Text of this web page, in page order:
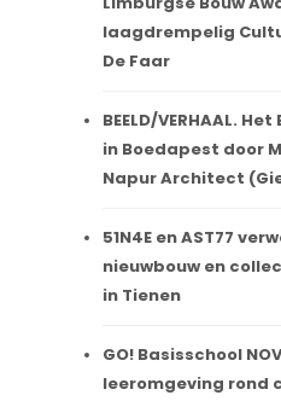
laagdrempelig
De Faar
BEELD/VERHAAL.
in Boedapest door
Napur Architect
51N4E en AST77
nieuwbouw en
in Tienen
GO! Basisschool
leeromgeving rond